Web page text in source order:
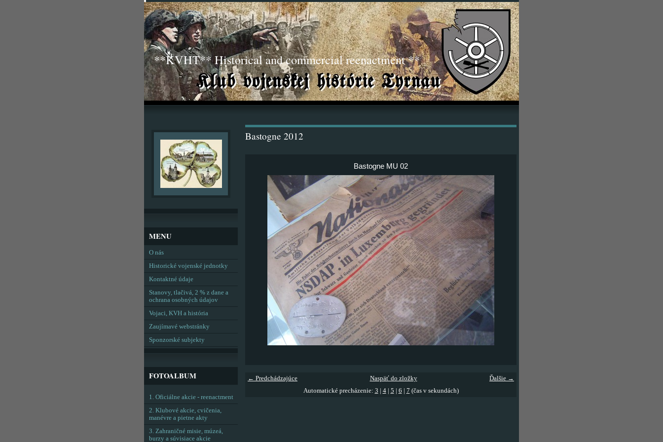
**KVHT** Historical and commercial reenactment **
Bastogne 2012
Bastogne MU 02
← Predchádzajúce Ďalšie →
Naspäť do zložky
Automatické precházenie: 3 4| 5 6 7 (čas v sekundách)
MENU
O nás
Historické vojenské jednotky
Kontaktné údaje
Stanovy, tlačivá, 2 % z dane a
ochrana osobných údajov
Vojaci, KVH a história
Zaujímavé webstránky
Sponzorské subjekty
FOTOALBUM
1. Oficiálne akcie - reenactment
2. Klubové akcie, cvičenia,
manévre a pietne akty
3. Zahraničné misie, múzeá,
burzy a súvisiace akcie